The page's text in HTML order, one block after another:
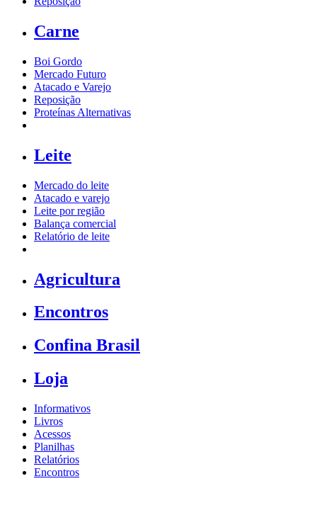
Carne
Boi Gordo
Mercado Futuro
Atacado e Varejo
Reposição
Proteínas Alternativas
Leite
Mercado do leite
Atacado e varejo
Leite por região
Balança comercial
Relatório de leite
Agricultura
Encontros
Confina Brasil
Loja
Informativos
Livros
Acessos
Planilhas
Relatórios
Encontros